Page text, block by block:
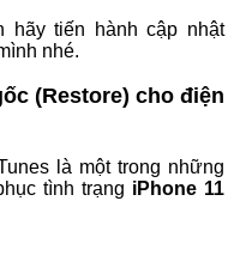
tiến hành cập nhật
nhé.
(Restore) cho điện
là một trong những
tình trạng iPhone 11